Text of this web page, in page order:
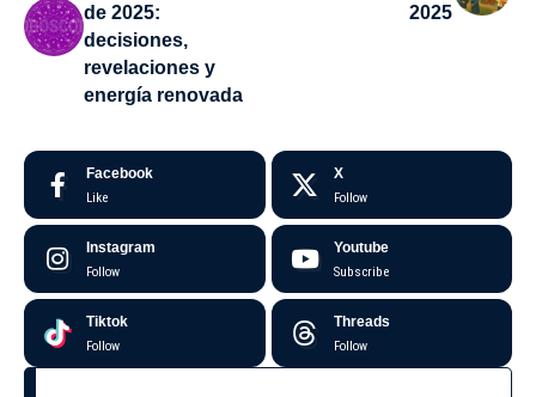
de 2025:
decisiones,
revelaciones y
energía renovada
2025
Facebook
Like
X
Follow
Instagram
Follow
Youtube
Subscribe
Tiktok
Follow
Threads
Follow